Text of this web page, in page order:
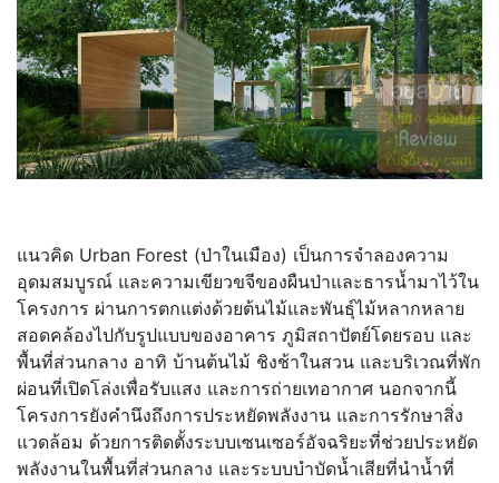
แนวคิด Urban Forest (ป่าในเมือง) เป็นการจำลองความ
อุดมสมบูรณ์ และความเขียวขจีของผืนป่าและธารน้ำมาไว้ใน
โครงการ ผ่านการตกแต่งด้วยต้นไม้และพันธุ์ไม้หลากหลาย
สอดคล้องไปกับรูปแบบของอาคาร ภูมิสถาปัตย์โดยรอบ และ
พื้นที่ส่วนกลาง อาทิ บ้านต้นไม้ ชิงช้าในสวน และบริเวณที่พัก
ผ่อนที่เปิดโล่งเพื่อรับแสง และการถ่ายเทอากาศ นอกจากนี้
โครงการยังคำนึงถึงการประหยัดพลังงาน และการรักษาสิ่ง
แวดล้อม ด้วยการติดตั้งระบบเซนเซอร์อัจฉริยะที่ช่วยประหยัด
พลังงานในพื้นที่ส่วนกลาง และระบบบำบัดน้ำเสียที่นำน้ำที่